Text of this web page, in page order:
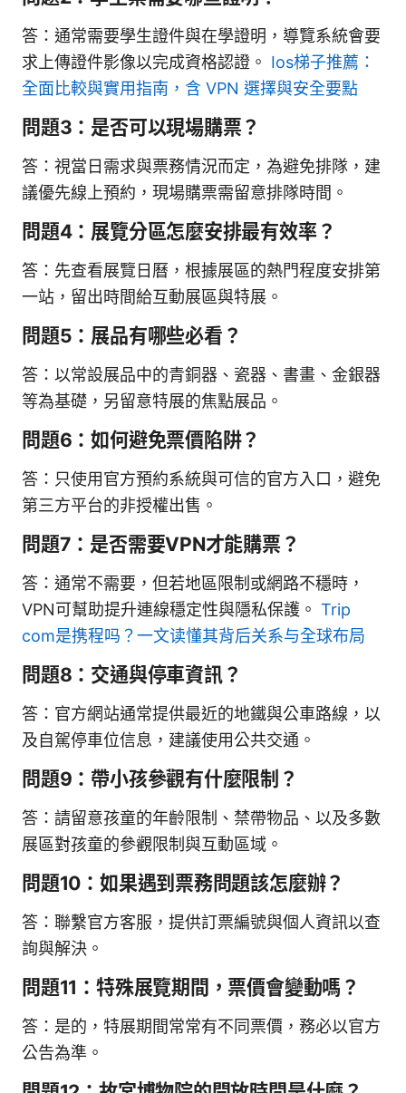
答：通常需要學生證件與在學證明，導覽系統會要
求上傳證件影像以完成資格認證。 Ios梯子推薦：
全面比較與實用指南，含 VPN 選擇與安全要點
問題3：是否可以現場購票？
答：視當日需求與票務情況而定，為避免排隊，建
議優先線上預約，現場購票需留意排隊時間。
問題4：展覽分區怎麼安排最有效率？
答：先查看展覽日曆，根據展區的熱門程度安排第
一站，留出時間給互動展區與特展。
問題5：展品有哪些必看？
答：以常設展品中的青銅器、瓷器、書畫、金銀器
等為基礎，另留意特展的焦點展品。
問題6：如何避免票價陷阱？
答：只使用官方預約系統與可信的官方入口，避免
第三方平台的非授權出售。
問題7：是否需要VPN才能購票？
答：通常不需要，但若地區限制或網路不穩時，
VPN可幫助提升連線穩定性與隱私保護。 Trip
com是携程吗？一文读懂其背后关系与全球布局
問題8：交通與停車資訊？
答：官方網站通常提供最近的地鐵與公車路線，以
及自駕停車位信息，建議使用公共交通。
問題9：帶小孩參觀有什麼限制？
答：請留意孩童的年齡限制、禁帶物品、以及多數
展區對孩童的參觀限制與互動區域。
問題10：如果遇到票務問題該怎麼辦？
答：聯繫官方客服，提供訂票編號與個人資訊以查
詢與解決。
問題11：特殊展覽期間，票價會變動嗎？
答：是的，特展期間常常有不同票價，務必以官方
公告為準。